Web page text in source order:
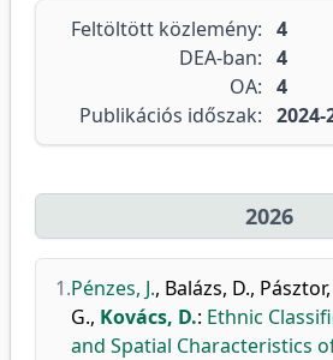
Feltöltött közlemény: 4
DEA-ban: 4
OA: 4
Publikációs időszak: 2024-
2026
1.Pénzes, J., Balázs, D.,
G., Kovács, D.: Ethnic
and Spatial Characteristics